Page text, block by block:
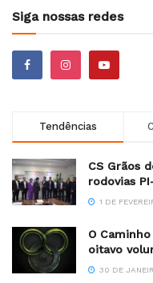
Siga nossas redes
Tendências
CS Grãos
rodovias
1 DE
O
oitavo
30 DE